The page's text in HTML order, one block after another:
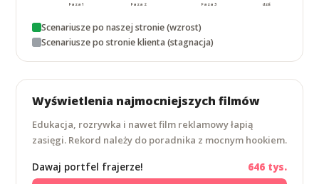
Faza 1
Faza 2 Faza 3 dziś
Scenariusze po naszej stronie (wzrost)
Scenariusze po stronie klienta (stagnacja)
Wyświetlenia najmocniejszych filmów
Edukacja, rozrywka i nawet film reklamowy łapią
zasięgi. Rekord należy do poradnika z mocnym hookiem.
Dawaj portfel frajerze! 646 tys.